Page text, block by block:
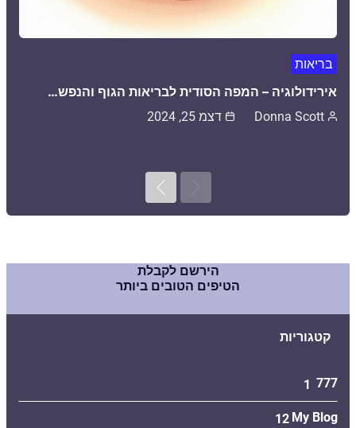
בריאות
אירידולוגיה – המפה הסודית לבריאות הגוף והנפש…
Donna Scott דצמ 25, 2024
Previous
Next
הירשם לקבלת
הטיפים הטובים ביותר
קטגוריות
777
1
My Blog
12